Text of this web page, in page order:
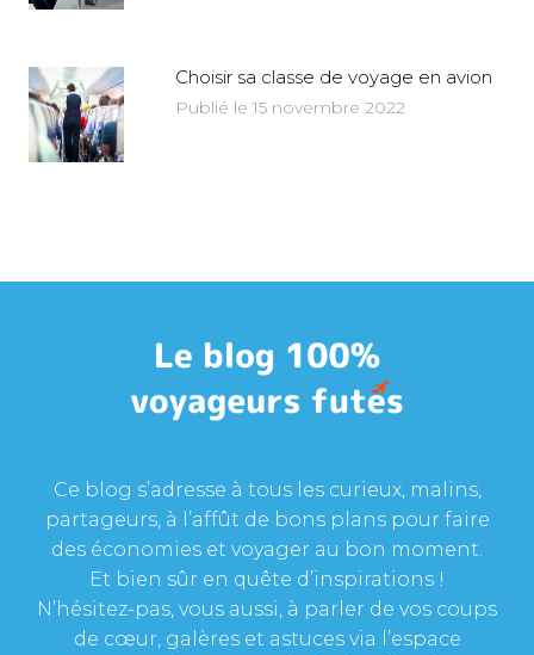
Choisir sa classe de voyage en avion
Publié le 15 novembre 2022
Ce blog s’adresse à tous les curieux, malins,
partageurs, à l’affût de bons plans pour faire
des économies et voyager au bon moment.
Et bien sûr en quête d’inspirations !
N’hésitez-pas, vous aussi, à parler de vos coups
de cœur, galères et astuces via l’espace